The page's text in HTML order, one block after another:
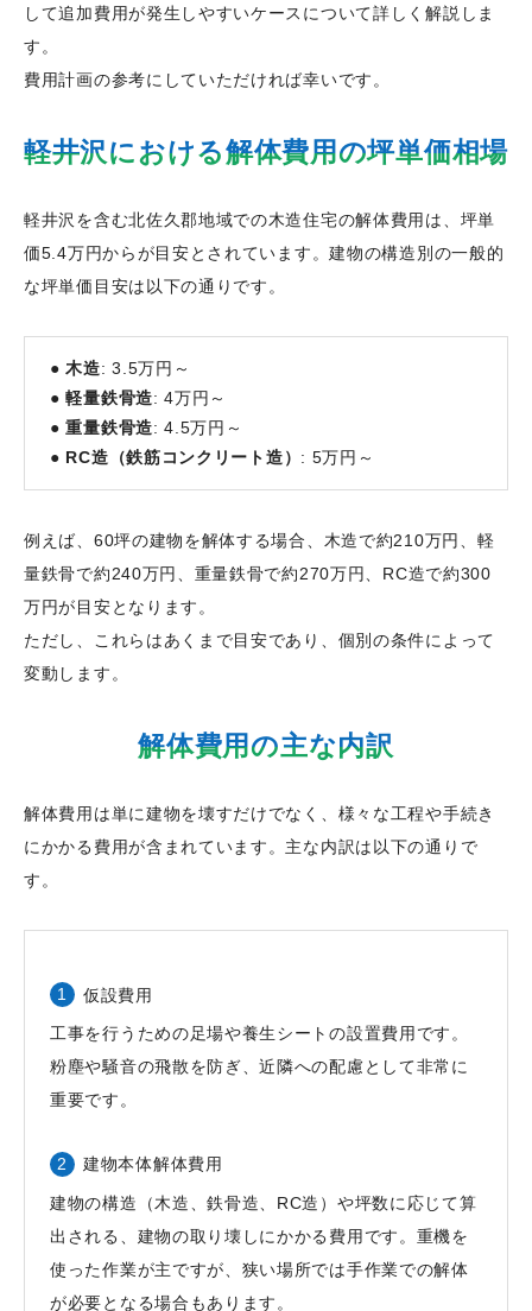
して追加費用が発生しやすいケースについて詳しく解説しま
す。
費用計画の参考にしていただければ幸いです。
軽井沢における解体費用の坪単価相場
軽井沢を含む北佐久郡地域での木造住宅の解体費用は、坪単
価5.4万円からが目安とされています。建物の構造別の一般的
な坪単価目安は以下の通りです。
●木造: 3.5万円～
●軽量鉄骨造: 4万円～
●重量鉄骨造: 4.5万円～
● RC造（鉄筋コンクリート造） : 5万円～
例えば、60坪の建物を解体する場合、木造で約210万円、軽
量鉄骨で約240万円、重量鉄骨で約270万円、RC造で約300
万円が目安となります。
ただし、これらはあくまで目安であり、個別の条件によって
変動します。
解体費用の主な内訳
解体費用は単に建物を壊すだけでなく、様々な工程や手続き
にかかる費用が含まれています。主な内訳は以下の通りで
す。
仮設費用
工事を行うための足場や養生シートの設置費用です。
粉塵や騒音の飛散を防ぎ、近隣への配慮として非常に
重要です。
建物本体解体費用
建物の構造（木造、鉄骨造、RC造）や坪数に応じて算
出される、建物の取り壊しにかかる費用です。重機を
使った作業が主ですが、狭い場所では手作業での解体
が必要となる場合もあります。